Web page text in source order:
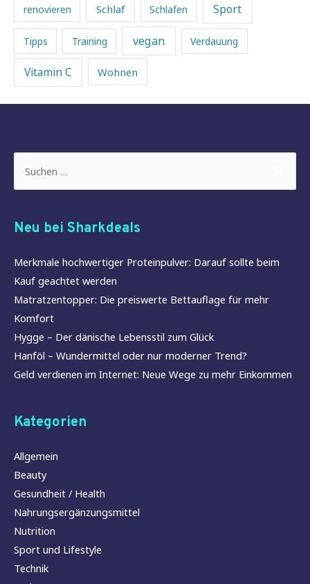
renovieren Schlaf Schlafen Sport
Tipps Training vegan Verdauung
Vitamin C Wohnen
nach:
Neu bei Sharkdeals
Merkmale hochwertiger Proteinpulver: Darauf sollte beim
Kauf geachtet werden
Matratzentopper: Die preiswerte Bettauflage für mehr
Komfort
Hygge – Der dänische Lebensstil zum Glück
Hanföl – Wundermittel oder nur moderner Trend?
Geld verdienen im Internet: Neue Wege zu mehr Einkommen
Kategorien
Allgemein
Beauty
Gesundheit / Health
Nahrungsergänzungsmittel
Nutrition
Sport und Lifestyle
Technik